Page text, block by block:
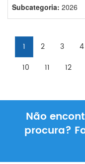
Subcategoria: 2026
1 2 3 4
10
11 12
Não
procura?